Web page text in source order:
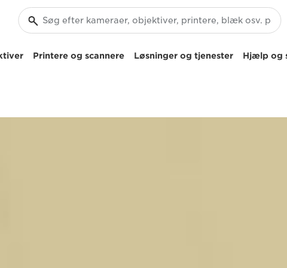
Printere og scannere Løsninger og tjenester Hjælp og